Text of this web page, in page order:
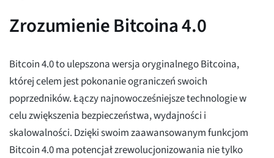
Zrozumienie Bitcoina 4.0
Bitcoin 4.0 to ulepszona wersja oryginalnego Bitcoina,
której celem jest pokonanie ograniczeń swoich
poprzedników. Łączy najnowocześniejsze technologie w
celu zwiększenia bezpieczeństwa, wydajności i
skalowalności. Dzięki swoim zaawansowanym funkcjom
Bitcoin 4.0 ma potencjał zrewolucjonizowania nie tylko